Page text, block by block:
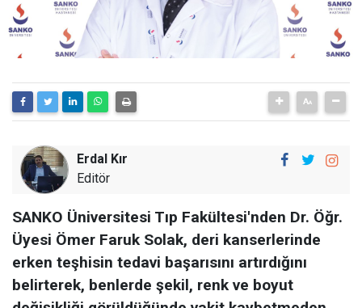
Erdal Kır
Editör
SANKO Üniversitesi Tıp Fakültesi'nden Dr. Öğr.
Üyesi Ömer Faruk Solak, deri kanserlerinde
erken teşhisin tedavi başarısını artırdığını
belirterek, benlerde şekil, renk ve boyut